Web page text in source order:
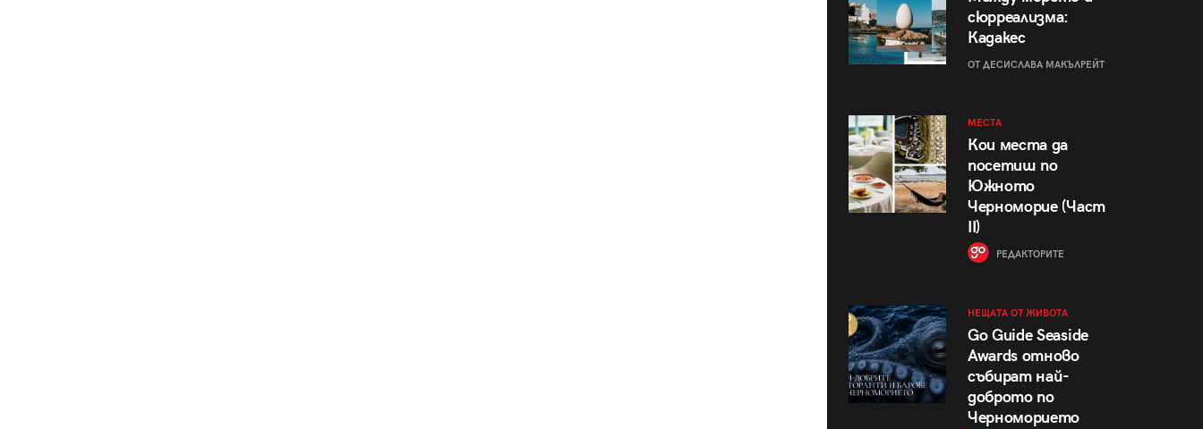
сюрреализма:
Кадакес
ОТ ДЕСИСЛАВА МАКЪЛРЕЙТ
МЕСТА
Кои места да
посетиш по
Южното
Черноморие (Част
II)
РЕДАКТОРИТЕ
НЕЩАТА ОТ ЖИВОТА
Go Guide Seaside
Awards отново
събират най-
доброто по
Черноморието